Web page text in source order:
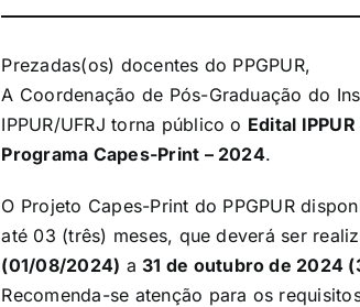
Prezadas(os) docentes do PPGPUR,
A Coordenação de Pós-Graduação do
IPPUR/UFRJ torna público o Edital
Programa Capes-Print – 2024.
O Projeto Capes-Print do PPGPUR
até 03 (três) meses, que deverá ser
(01/08/2024) a31 de outubro de 2024
Recomenda-se atenção para os